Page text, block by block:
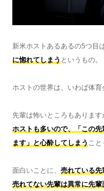
新米ホストあるあるの5つ目は
に惚れてしまう というもの。
ホストの世界は、いわば体育
先輩は怖いところもあります
ホストも多いので、「この
ます」と心酔してしまう こと
面白いことに、 売れている先
売れてない先輩は異常に先